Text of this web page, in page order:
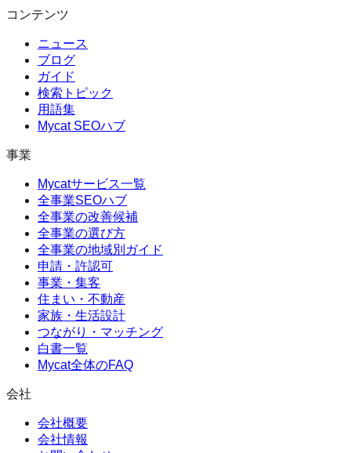
コンテンツ
ニュース
ブログ
ガイド
検索トピック
用語集
Mycat SEOハブ
事業
Mycatサービス一覧
全事業SEOハブ
全事業の改善候補
全事業の選び方
全事業の地域別ガイド
申請・許認可
事業・集客
住まい・不動産
家族・生活設計
つながり・マッチング
白書一覧
Mycat全体のFAQ
会社
会社概要
会社情報